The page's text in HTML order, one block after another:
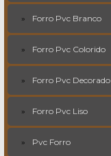
Forro Pvc Branco
Forro Pvc Colorido
Forro Pvc Decorado
Forro Pvc Liso
Pvc Forro